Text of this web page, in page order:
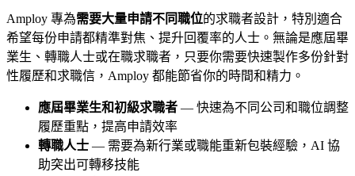
Amploy 專為需要大量申請不同職位的求職者設計，特別適合
希望每份申請都精準對焦、提升回覆率的人士。無論是應屆畢
業生、轉職人士或在職求職者，只要你需要快速製作多份針對
性履歷和求職信，Amploy 都能節省你的時間和精力。
應屆畢業生和初級求職者 — 快速為不同公司和職位調整
履歷重點，提高申請效率
轉職人士 — 需要為新行業或職能重新包裝經驗，AI 協
助突出可轉移技能